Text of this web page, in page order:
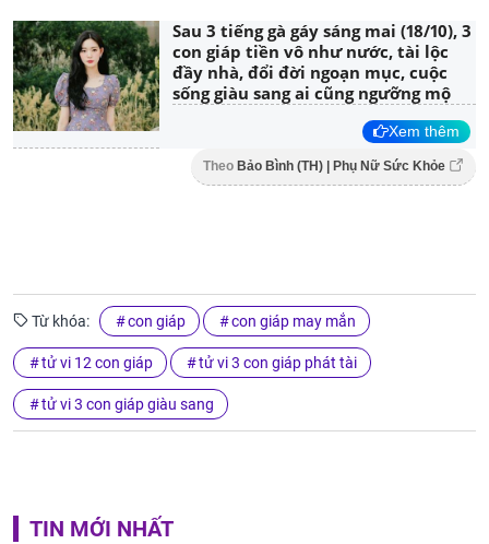
Sau 3 tiếng gà gáy sáng mai (18/10), 3
con giáp tiền vô như nước, tài lộc
đầy nhà, đổi đời ngoạn mục, cuộc
sống giàu sang ai cũng ngưỡng mộ
Xem thêm
Theo Bảo Bình (TH) | Phụ Nữ Sức Khỏe
Từ khóa: con giáp con giáp may mắn
tử vi 12 con giáp tử vi 3 con giáp phát tài
tử vi 3 con giáp giàu sang
TIN MỚI NHẤT